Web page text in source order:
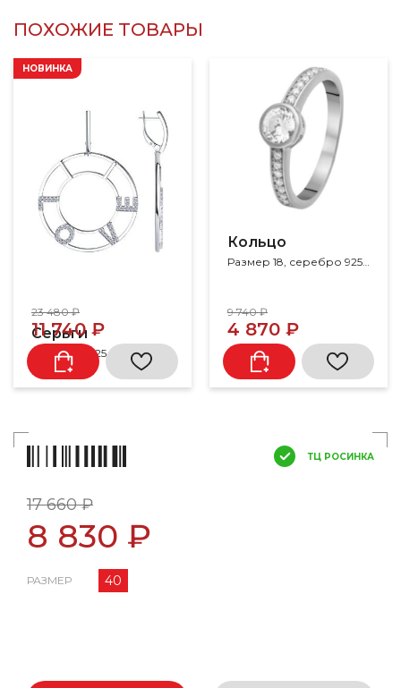
ПОХОЖИЕ ТОВАРЫ
Серьги
Серебро 925, фианит
НОВИНКА
23 480 ₽
11 740 ₽
Кольцо
9 740 ₽
4 870 ₽
ТЦ РОСИНКА
17 660 ₽
8 830 ₽
РАЗМЕР 40